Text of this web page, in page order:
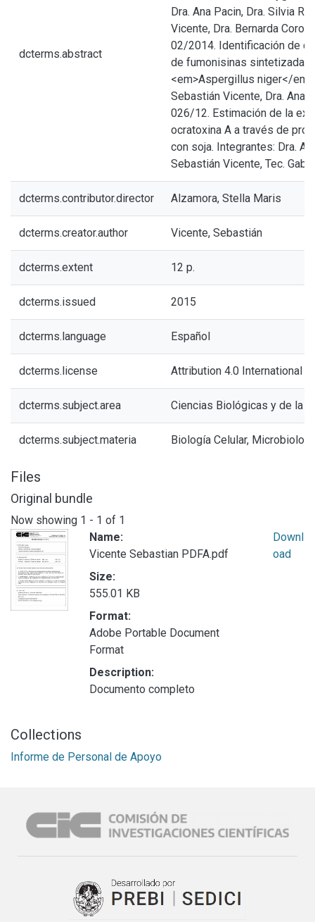
dcterms.abstract
Dra. Ana Pacin, Dra. Silvia
Vicente, Dra. Bernarda
02/2014. Identificación de
de fumonisinas sintetizadas
<em>Aspergillus niger</
Sebastián Vicente, Dra. Ana
026/12. Estimación de la
ocratoxina A a través de
con soja. Integrantes: Dra.
Sebastián Vicente, Tec.
dcterms.contributor.director Alzamora, Stella Maris
dcterms.creator.author Vicente, Sebastián
dcterms.extent 12 p.
dcterms.issued 2015
dcterms.language Español
dcterms.license Attribution 4.0 International
dcterms.subject.area Ciencias Biológicas y de la
dcterms.subject.materia Biología Celular,
Files
Original bundle
Now showing 1 - 1 of 1
Name:
Vicente Sebastian PDFA.pdf
Size:
555.01 KB
Format:
Adobe Portable Document
Format
Description:
Documento completo
Downl
oad
Collections
Informe de Personal de Apoyo